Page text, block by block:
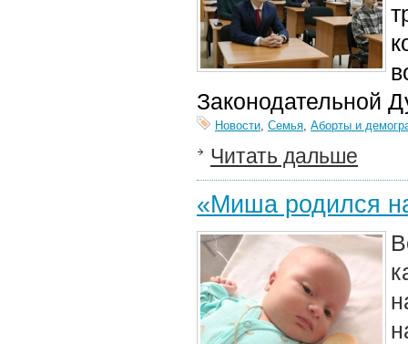
Законодательной
Новости, Семья, Аборты и
Читать дальше
«Миша родился